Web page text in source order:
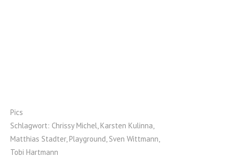
Pics
Schlagwort: Chrissy Michel, Karsten Kulinna,
Matthias Stadter, Playground, Sven Wittmann,
Tobi Hartmann